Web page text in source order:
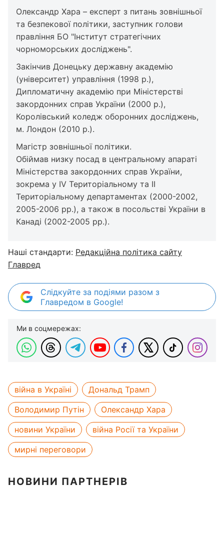
Олександр Хара – експерт з питань зовнішньої
та безпекової політики, заступник голови
правління БО "Інститут стратегічних
чорноморських досліджень".
Закінчив Донецьку державну академію
(університет) управління (1998 р.),
Дипломатичну академію при Міністерстві
закордонних справ України (2000 р.),
Королівський коледж оборонних досліджень,
м. Лондон (2010 р.).
Магістр зовнішньої політики.
Обіймав низку посад в центральному апараті
Міністерства закордонних справ України,
зокрема у IV Територіальному та ІІ
Територіальному департаментах (2000-2002,
2005-2006 рр.), а також в посольстві України в
Канаді (2002-2005 рр.).
Наші стандарти: Редакційна політика сайту
Главред
Слідкуйте за подіями разом з
Главредом в Google!
Ми в соцмережах:
війна в Україні
Дональд Трамп
Володимир Путін
Олександр Хара
новини України
війна Росії та України
мирні переговори
НОВИНИ ПАРТНЕРІВ